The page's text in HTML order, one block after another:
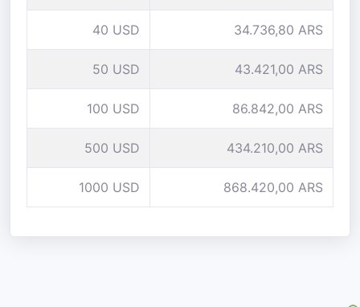
40 USD 34.736,80 ARS
50 USD 43.421,00 ARS
100 USD 86.842,00 ARS
500 USD 434.210,00 ARS
1000 USD 868.420,00 ARS